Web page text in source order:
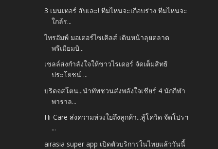
3 เมนเทอร์ สับเละ! ทีมไหนจะเกือบร่วง ทีมไหนจะ
ใกล้ร...
ไทรอัมพ์ มอเตอร์ไซเคิลส์ เดินหน้าลุยตลาด
พรีเมียมบิ...
เชลล์ส่งกำลังใจให้ชาวไรเดอร์ จัดเต็มสิทธิ
ประโยชน์ ...
บริดจสโตน...นำทัพชวนส่งพลังใจเชียร์ 4 นักกีฬา
พาราล...
Hi-Care ส่งความห่วงใยถึงลูกค้า...สู้โควิด จัดโปรฯ
...
airasia super app เปิดตัวบริการในไทยแล้ววันนี้